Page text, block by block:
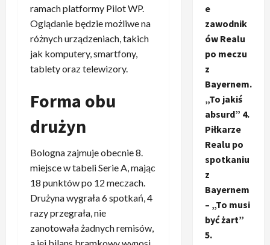
ramach platformy Pilot WP.
Oglądanie będzie możliwe na
różnych urządzeniach, takich
jak komputery, smartfony,
tablety oraz telewizory.
Forma obu
drużyn
Bologna zajmuje obecnie 8.
miejsce w tabeli Serie A, mając
18 punktów po 12 meczach.
Drużyna wygrała 6 spotkań, 4
razy przegrała, nie
zanotowała żadnych remisów,
e
zawodnik
ów Realu
po meczu
z
Bayernem.
„To jakiś
absurd” 4.
Piłkarze
Realu po
spotkaniu
z
Bayernem
– „To musi
być żart”
5.